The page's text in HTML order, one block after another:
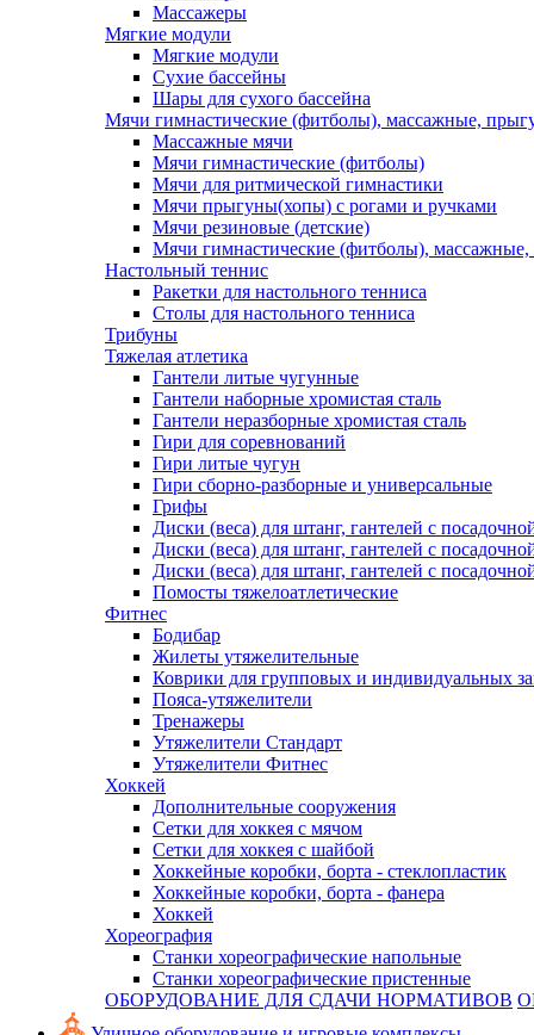
Массажеры
Мягкие модули
Мягкие модули
Сухие бассейны
Шары для сухого бассейна
Мячи гимнастические (фитболы), массажные,
Массажные мячи
Мячи гимнастические (фитболы)
Мячи для ритмической гимнастики
Мячи прыгуны(хопы) с рогами и ручками
Мячи резиновые (детские)
Мячи гимнастические (фитболы),
Настольный теннис
Ракетки для настольного тенниса
Столы для настольного тенниса
Трибуны
Тяжелая атлетика
Гантели литые чугунные
Гантели наборные хромистая сталь
Гантели неразборные хромистая сталь
Гири для соревнований
Гири литые чугун
Гири сборно-разборные и универсальные
Грифы
Диски (веса) для штанг, гантелей с
Диски (веса) для штанг, гантелей с
Диски (веса) для штанг, гантелей с
Помосты тяжелоатлетические
Фитнес
Бодибар
Жилеты утяжелительные
Коврики для групповых и индивидуальных
Пояса-утяжелители
Тренажеры
Утяжелители Стандарт
Утяжелители Фитнес
Хоккей
Дополнительные сооружения
Сетки для хоккея с мячом
Сетки для хоккея с шайбой
Хоккейные коробки, борта - стеклопластик
Хоккейные коробки, борта - фанера
Хоккей
Хореография
Станки хореографические напольные
Станки хореографические пристенные
ОБОРУДОВАНИЕ ДЛЯ СДАЧИ НОРМАТИВОВ